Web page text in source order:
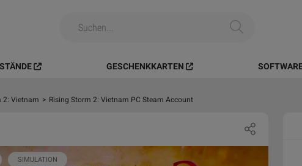
GESCHENKKARTEN
2: Vietnam > Rising Storm 2: Vietnam PC Steam Account
SIMULATION